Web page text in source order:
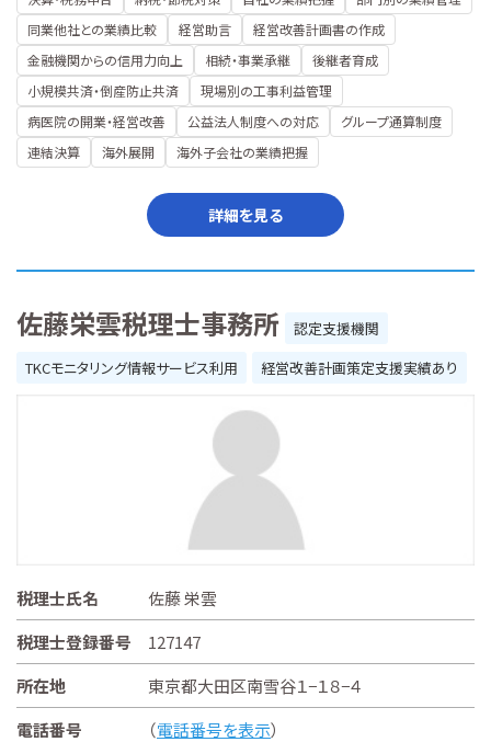
同業他社との業績比較
経営助言
経営改善計画書の作成
金融機関からの信用力向上
相続・事業承継
後継者育成
小規模共済・倒産防止共済
現場別の工事利益管理
病医院の開業・経営改善
公益法人制度への対応
グループ通算制度
連結決算
海外展開 海外子会社の業績把握
詳細を見る
佐藤栄雲税理士事務所
認定支援機関
TKCモニタリング情報サービス利用
経営改善計画策定支援実績あり
税理士氏名
佐藤 栄雲
税理士登録番号
127147
所在地
東京都大田区南雪谷１−１８−４
電話番号
（電話番号を表示）